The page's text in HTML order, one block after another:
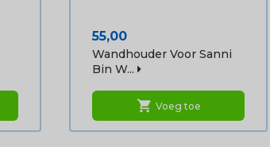
Prijs
55,00
Wandhouder Voor Sanni
Bin W...
shopping_cart Voeg toe